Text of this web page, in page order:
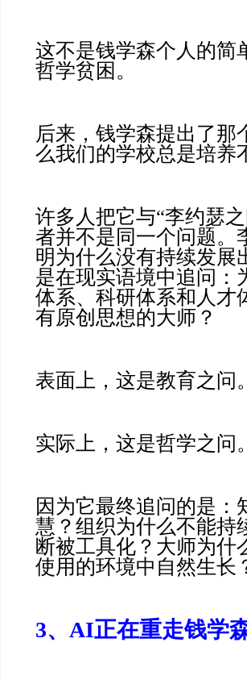
这不是钱学森个人的简
哲学贫困。
后来，钱学森提出了那
么我们的学校总是培养
许多人把它与“李约瑟
者并不是同一个问题。
明为什么没有持续发展
是在现实语境中追问：
体系、科研体系和人才
有原创思想的大师？
表面上，这是教育之问。
实际上，这是哲学之问。
因为它最终追问的是：
慧？组织为什么不能持
断被工具化？大师为什
使用的环境中自然生长
3、AI正在重走钱学